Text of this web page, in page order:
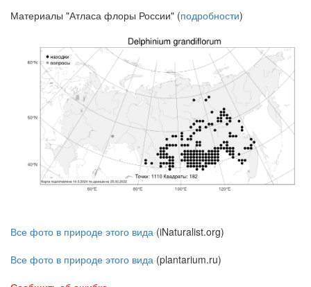
Материалы "Атласа флоры России" (подробности)
Все фото в природе этого вида (iNaturalist.org)
Все фото в природе этого вида (plantarium.ru)